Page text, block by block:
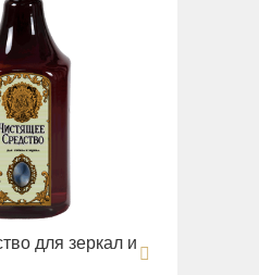
для зеркал и